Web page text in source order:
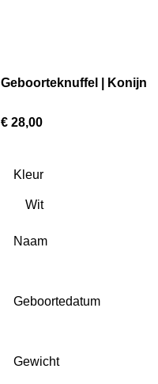
Geboorteknuffel | Konijn
€ 28,00
Kleur
Naam
Geboortedatum
Gewicht